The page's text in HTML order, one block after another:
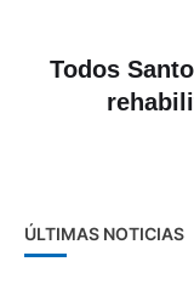
Todos
ÚLTIMAS NOTICIAS